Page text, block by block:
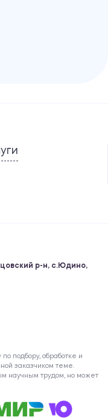
р-н, с.Юдино,
подбору, обработке и
заказчиком теме.
научным трудом, но может